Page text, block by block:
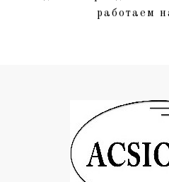
работаем